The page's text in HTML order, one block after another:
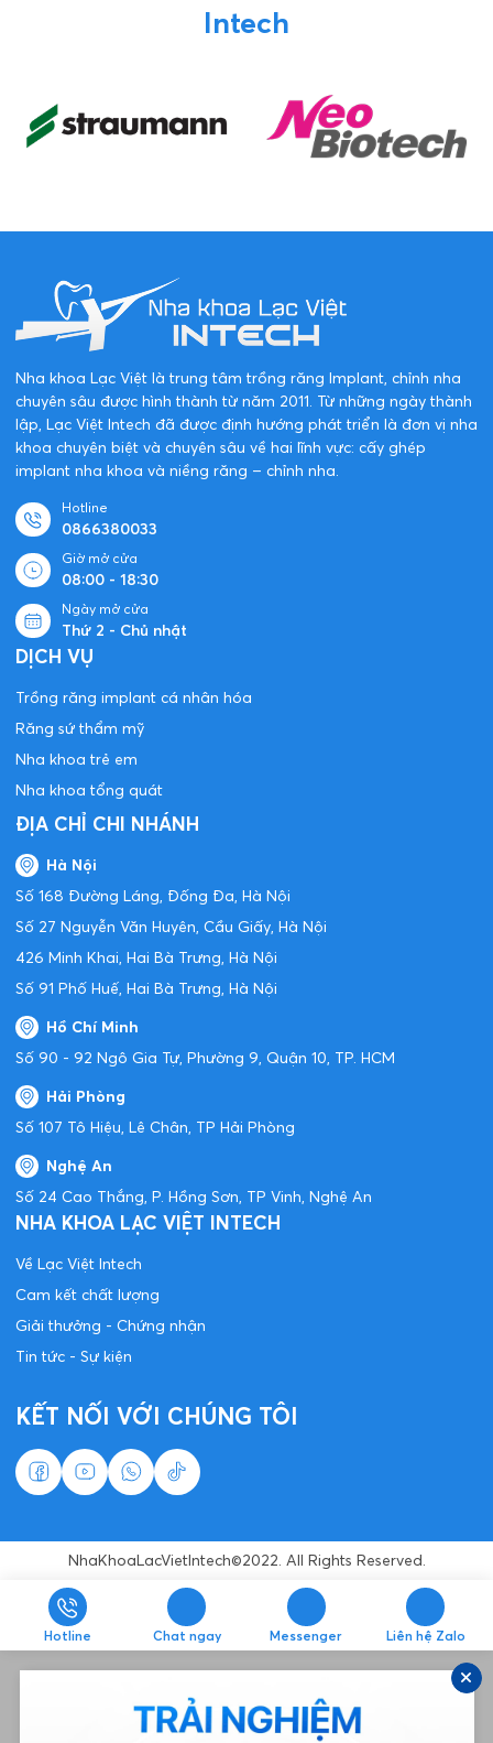
Intech
Nha khoa Lạc Việt là trung tâm trồng răng Implant, chỉnh nha
chuyên sâu được hình thành từ năm 2011. Từ những ngày thành
lập, Lạc Việt Intech đã được định hướng phát triển là đơn vị nha
khoa chuyên biệt và chuyên sâu về hai lĩnh vực: cấy ghép
implant nha khoa và niềng răng – chỉnh nha.
Hotline
0866380033
Giờ mở cửa
08:00 - 18:30
Ngày mở cửa
Thứ 2 - Chủ nhật
NHA KHOA LẠC VIỆT INTECH
Về Lạc Việt Intech
Cam kết chất lượng
Giải thưởng - Chứng nhận
Tin tức - Sự kiện
KẾT NỐI VỚI CHÚNG TÔI
DỊCH VỤ
Trồng răng implant cá nhân hóa
Răng sứ thẩm mỹ
Nha khoa trẻ em
Nha khoa tổng quát
ĐỊA CHỈ CHI NHÁNH
Hà Nội
Số 168 Đường Láng, Đống Đa, Hà Nội
Số 27 Nguyễn Văn Huyên, Cầu Giấy, Hà Nội
426 Minh Khai, Hai Bà Trưng, Hà Nội
Số 91 Phố Huế, Hai Bà Trưng, Hà Nội
Hồ Chí Minh
Số 90 - 92 Ngô Gia Tự, Phường 9, Quận 10, TP. HCM
Hải Phòng
Số 107 Tô Hiệu, Lê Chân, TP Hải Phòng
Nghệ An
Số 24 Cao Thắng, P. Hồng Sơn, TP Vinh, Nghệ An
NhaKhoaLacVietIntech©2022. All Rights Reserved.
Hotline Chat ngay Messenger Liên hệ Zalo